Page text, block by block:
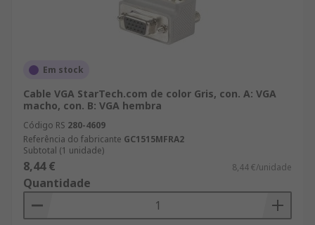
Em stock
Cable VGA StarTech.com de color Gris, con. A: VGA
macho, con. B: VGA hembra
Código RS 280-4609
Referência do fabricante GC1515MFRA2
Subtotal (1 unidade)
8,44 € 8,44 €/unidade
Quantidade